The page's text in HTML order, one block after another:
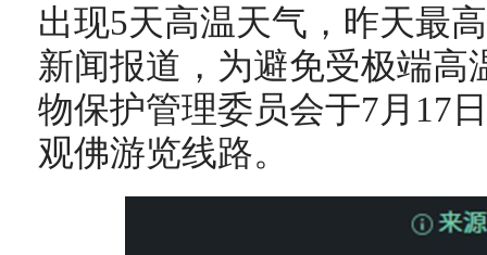
出现5天高温天气，昨天最
新闻报道，为避免受极端高
物保护管理委员会于7月17
观佛游览线路。